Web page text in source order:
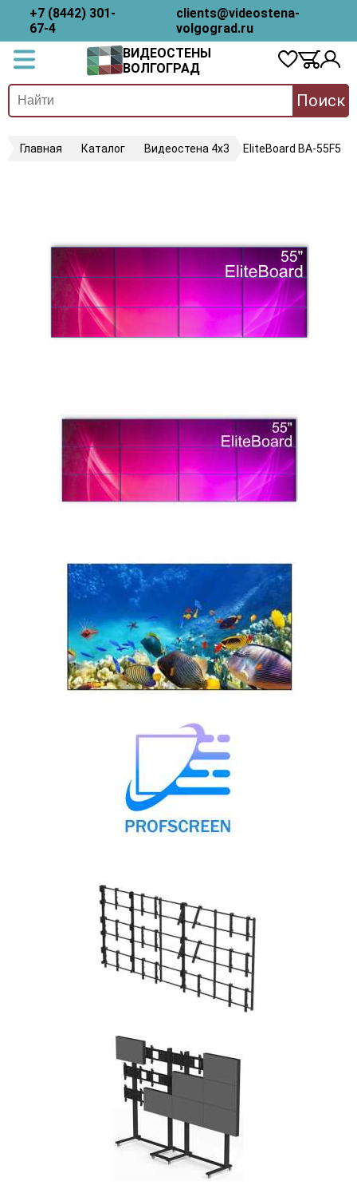
+7 (8442) 301-
67-4
clients@videostena-
volgograd.ru
ВИДЕОСТЕНЫ
ВОЛГОГРАД
Поиск
Главная Каталог Видеостена 4х3 EliteBoard BA-55F5